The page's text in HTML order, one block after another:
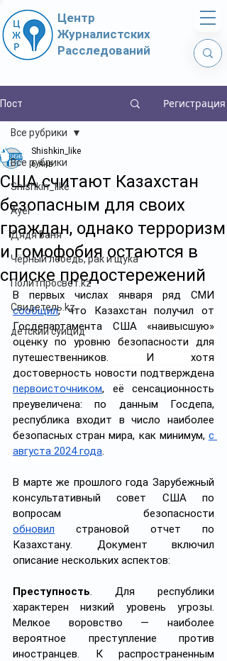
Центр
Журналистских
Расследований
Пост Регистрация
Все рубрики
Shishkin_like
Ayel
Дядя Ваня
Чёрный лебедь, рак и щука
Политпросвет.kz
Свидетель.kz
детский суицид
Все рубрики
США считают Казахстан
безопасным для своих
граждан, однако терроризм
и гомофобия остаются в
списке предостережений
Shishkin_like
6 янв.
сообщил, что Казахстан получил от
Госдепартамента США «наивысшую»
оценку по уровню безопасности для
путешественников. И хотя
первоисточником, её сенсационность
преувеличена: по данным Госдепа,
республика входит в число наиболее
безопасных стран мира, как минимум, с
августа 2024 года.
В марте же прошлого года Зарубежный
консультативный совет США по
обновил страновой отчет по
Казахстану. Документ включил
описание нескольких аспектов:
Преступность. Для республики
характерен низкий уровень угрозы.
Мелкое воровство — наиболее
вероятное преступление против
иностранцев. К распространенным